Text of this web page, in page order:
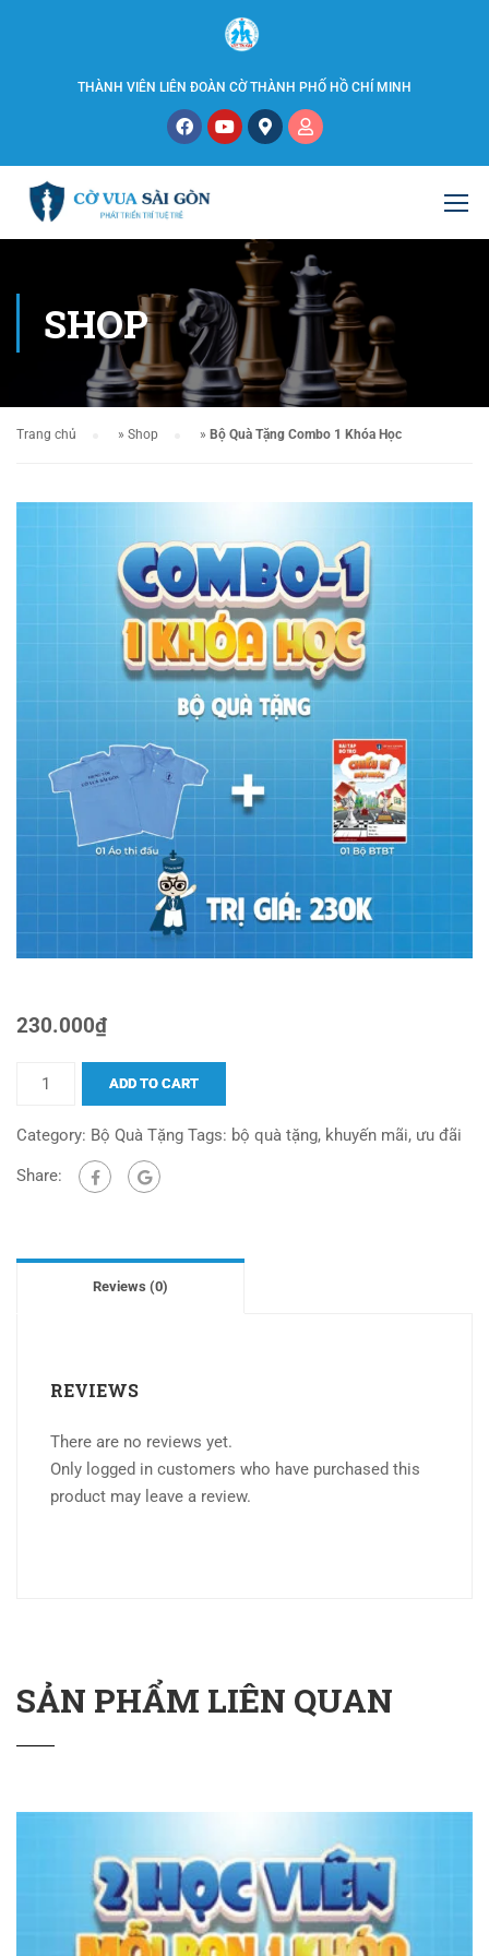
THÀNH VIÊN LIÊN ĐOÀN CỜ THÀNH PHỐ HỒ CHÍ MINH
SHOP
Trang chủ » Shop » Bộ Quà Tặng Combo 1 Khóa Học
230.000₫
ADD TO CART
Category: Bộ Quà Tặng Tags: bộ quà tặng, khuyến mãi, ưu đãi
Share:
Reviews (0)
REVIEWS
There are no reviews yet.
Only logged in customers who have purchased this
product may leave a review.
SẢN PHẨM LIÊN QUAN